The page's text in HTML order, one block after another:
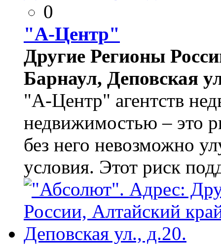
0
"А-Центр"
Другие Регионы
Барнаул, Деповская
"А-Центр" агентств
недвижимостью – это
без него невозможно
условия. Этот риск